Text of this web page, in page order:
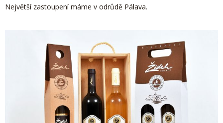
Největší zastoupení máme v odrůdě Pálava.